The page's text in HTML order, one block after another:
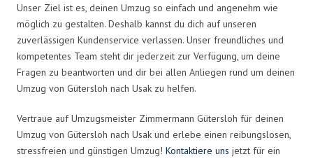
Unser Ziel ist es, deinen Umzug so einfach und angenehm wie
möglich zu gestalten. Deshalb kannst du dich auf unseren
zuverlässigen Kundenservice verlassen. Unser freundliches und
kompetentes Team steht dir jederzeit zur Verfügung, um deine
Fragen zu beantworten und dir bei allen Anliegen rund um deinen
Umzug von Gütersloh nach Usak zu helfen.
Vertraue auf Umzugsmeister Zimmermann Gütersloh für deinen
Umzug von Gütersloh nach Usak und erlebe einen reibungslosen,
stressfreien und günstigen Umzug! Kontaktiere uns jetzt für ein